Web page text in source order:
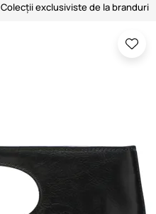
Colecții exclusiviste de la branduri